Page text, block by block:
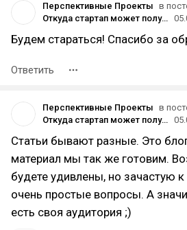
Перспективные Проекты в
Откуда стартап может получить инвестиции?
Будем стараться! Спасибо за
Ответить
Перспективные Проекты в
Откуда стартап может получить инвестиции?
Статьи бывают разные. Это
материал мы так же готовим.
будете удивлены, но зачастую
очень простые вопросы. А
есть своя аудитория ;)